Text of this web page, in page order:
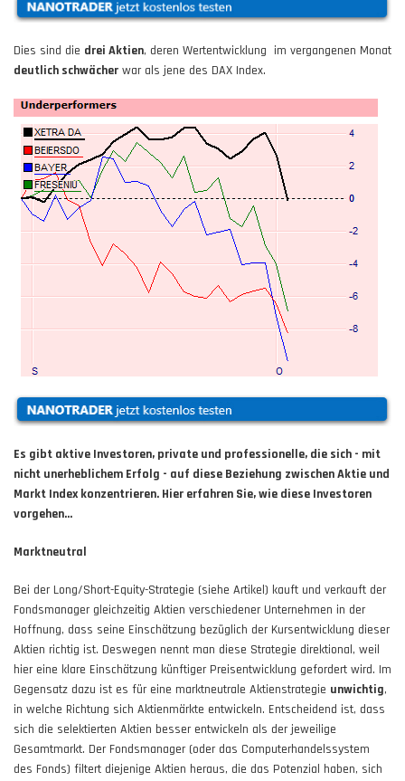
Dies sind die drei Aktien, deren Wertentwicklung im vergangenen Monat
deutlich schwächer war als jene des DAX Index.
Es gibt aktive Investoren, private und professionelle, die sich - mit
nicht unerheblichem Erfolg - auf diese Beziehung zwischen Aktie und
Markt Index konzentrieren. Hier erfahren Sie, wie diese Investoren
vorgehen...
Marktneutral
Bei der Long/Short-Equity-Strategie (siehe Artikel) kauft und verkauft der
Fondsmanager gleichzeitig Aktien verschiedener Unternehmen in der
Hoffnung, dass seine Einschätzung bezüglich der Kursentwicklung dieser
Aktien richtig ist. Deswegen nennt man diese Strategie direktional, weil
hier eine klare Einschätzung künftiger Preisentwicklung gefordert wird. Im
Gegensatz dazu ist es für eine marktneutrale Aktienstrategie unwichtig,
in welche Richtung sich Aktienmärkte entwickeln. Entscheidend ist, dass
sich die selektierten Aktien besser entwickeln als der jeweilige
Gesamtmarkt. Der Fondsmanager (oder das Computerhandelssystem
des Fonds) filtert diejenige Aktien heraus, die das Potenzial haben, sich